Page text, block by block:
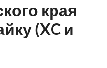
края
(XC и